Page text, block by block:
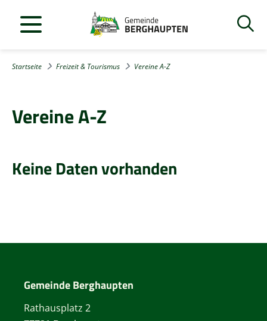
Startseite Freizeit & Tourismus Vereine A-Z
Vereine A-Z
Keine Daten vorhanden
Gemeinde Berghaupten
Rathausplatz 2